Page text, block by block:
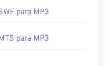
para MP3
para MP3